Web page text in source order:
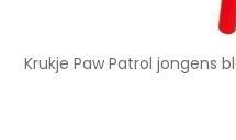
Krukje Paw Patrol jongens